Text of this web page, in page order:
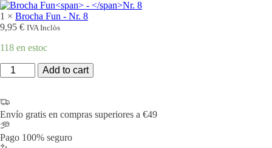
1 × Brocha Fun - Nr. 8
9,95 € IVA Inclòs
118 en estoc
quantitat
de
Pack
Mueble
Maxi
con
Patina
Add to cart
Envío gratis en compras superiores a €49
Pago 100% seguro